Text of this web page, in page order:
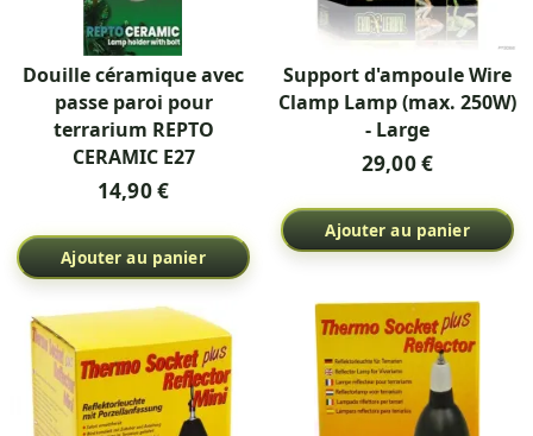
Douille céramique avec
passe paroi pour
terrarium REPTO
CERAMIC E27
14,90 €
Ajouter au panier
Support d'ampoule Wire
Clamp Lamp (max. 250W)
- Large
29,00 €
Ajouter au panier